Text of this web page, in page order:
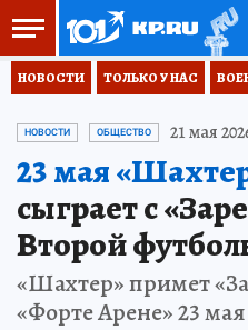
НОВОСТИ ТОЛЬКО У НАС
НОВОСТИ ОБЩЕСТВО 21 мая
23 мая
сыграет с
Второй
«Шахтер» примет
«Форте Арене» 23 мая